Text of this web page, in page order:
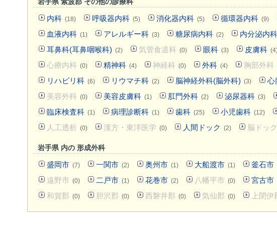
内科 (18) 呼吸器内科 (5) 消化器内科 (5) 循環器内科 (9)
血液内科 (1) アレルギー科 (3) 糖尿病内科 (2) 内分泌内科
耳鼻科(耳鼻咽喉科) (2) 気管食道科 (0) 眼科 (3) 皮膚科
心療内科 (0) 精神科 (4) 神経科 (0) 外科 (4) 胸部外科
リハビリ科 (6) リウマチ科 (2) 脳神経外科(脳外科) (3) 心
美容外科 (0) 美容皮膚科 (1) 肛門外科 (2) 泌尿器科 (3)
臨床検査科 (1) 病理診断科 (1) 歯科 (25) 小児歯科 (12)
人工透析 (0) 漢方・東洋医学 (0) 人間ドック (2) 脳ドック
岩手県 内の 形成外科
盛岡市 (7) 一関市 (2) 奥州市 (1) 大船渡市 (1) 釜石市
遠野市 (0) 二戸市 (1) 花巻市 (2) 八幡平市 (0) 宮古市
和賀郡 (0) 胆沢郡 (0) 西磐井郡 (0) 気仙郡 (0) 上閉伊